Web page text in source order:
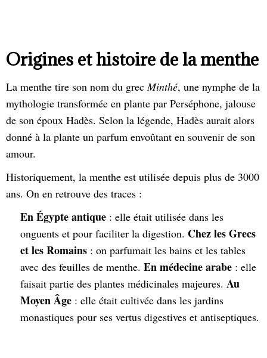
Origines et histoire de la menthe
La menthe tire son nom du grecMinthé, une nymphe de la
mythologie transformée en plante par Perséphone, jalouse
de son époux Hadès. Selon la légende, Hadès aurait alors
donné à la plante un parfum envoûtant en souvenir de son
amour.
Historiquement, la menthe est utilisée depuis plus de 3000
ans. On en retrouve des traces :
En Égypte antique : elle était utilisée dans les
onguents et pour faciliter la digestion. Chez les Grecs
et les Romains : on parfumait les bains et les tables
avec des feuilles de menthe. En médecine arabe : elle
faisait partie des plantes médicinales majeures. Au
Moyen Âge : elle était cultivée dans les jardins
monastiques pour ses vertus digestives et antiseptiques.